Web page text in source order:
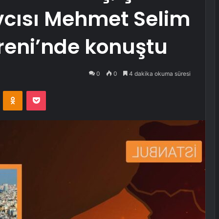
Mehmet Selim
konuştu
0 0 4 dakika okuma süresi
Odnoklassniki
Pocket